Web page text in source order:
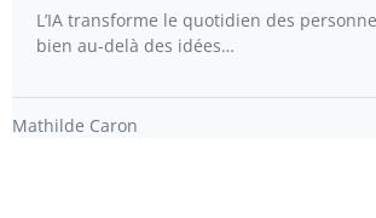
L’IA transforme le quotidien des
bien au-delà des idées…
Mathilde Caron